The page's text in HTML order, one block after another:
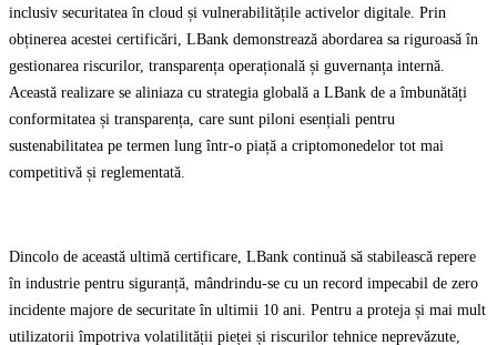
inclusiv securitatea în cloud și vulnerabilitățile activelor digitale. Prin
obținerea acestei certificări, LBank demonstrează abordarea sa riguroasă în
gestionarea riscurilor, transparența operațională și guvernanța internă.
Această realizare se aliniaza cu strategia globală a LBank de a îmbunătăți
conformitatea și transparența, care sunt piloni esențiali pentru
sustenabilitatea pe termen lung într-o piață a criptomonedelor tot mai
competitivă și reglementată.
Dincolo de această ultimă certificare, LBank continuă să stabilească repere
în industrie pentru siguranță, mândrindu-se cu un record impecabil de zero
incidente majore de securitate în ultimii 10 ani. Pentru a proteja și mai mult
utilizatorii împotriva volatilității pieței și riscurilor tehnice neprevăzute,